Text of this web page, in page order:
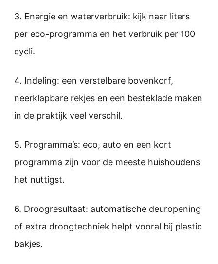
3. Energie en waterverbruik: kijk naar liters
per eco-programma en het verbruik per 100
cycli.
4. Indeling: een verstelbare bovenkorf,
neerklapbare rekjes en een besteklade maken
in de praktijk veel verschil.
5. Programma’s: eco, auto en een kort
programma zijn voor de meeste huishoudens
het nuttigst.
6. Droogresultaat: automatische deuropening
of extra droogtechniek helpt vooral bij plastic
bakjes.